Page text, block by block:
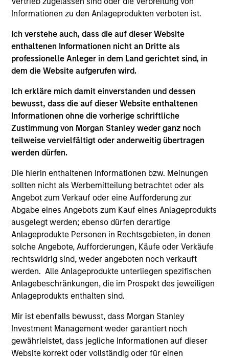
Informationen zu den Anlageprodukten verboten ist.
Ich verstehe auch, dass die auf dieser Website
enthaltenen Informationen nicht an Dritte als
professionelle Anleger in dem Land gerichtet sind, in
dem die Website aufgerufen wird.
Ich erkläre mich damit einverstanden und dessen
bewusst, dass die auf dieser Website enthaltenen
Informationen ohne die vorherige schriftliche
Zustimmung von Morgan Stanley weder ganz noch
teilweise vervielfältigt oder anderweitig übertragen
werden dürfen.
Die hierin enthaltenen Informationen bzw. Meinungen
sollten nicht als Werbemitteilung betrachtet oder als
Angebot zum Verkauf oder eine Aufforderung zur
Abgabe eines Angebots zum Kauf eines Anlageprodukts
ausgelegt werden; ebenso dürfen derartige
Anlageprodukte Personen in Rechtsgebieten, in denen
solche Angebote, Aufforderungen, Käufe oder Verkäufe
rechtswidrig sind, weder angeboten noch verkauft
werden. Alle Anlageprodukte unterliegen spezifischen
Anlagebeschränkungen, die im Prospekt des jeweiligen
Anlageprodukts enthalten sind.
Mir ist ebenfalls bewusst, dass Morgan Stanley
Investment Management weder garantiert noch
gewährleistet, dass jegliche Informationen auf dieser
Website korrekt oder vollständig oder für einen
banker with both Bear Stearns and UBS and also
Marsal and FTI Consulting. Aaron earned a B.B.A. in
accounting and management information systems
from the University of Oklahoma and an M.B.A. in
Finance from the University of Texas.
Team Insights
ARTICLE
Oil, Iran and Global Supply Chains:
Why Duration Matters for Markets
The Iran-related conflict could trigger a global
supply-chain disruption, pushing companies to
localize and driving long-term sector impacts
from industrials to semiconductors.